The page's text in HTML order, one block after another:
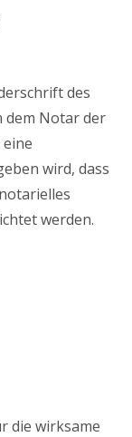
des
dem Notar der
wird, dass
werden.
die wirksame